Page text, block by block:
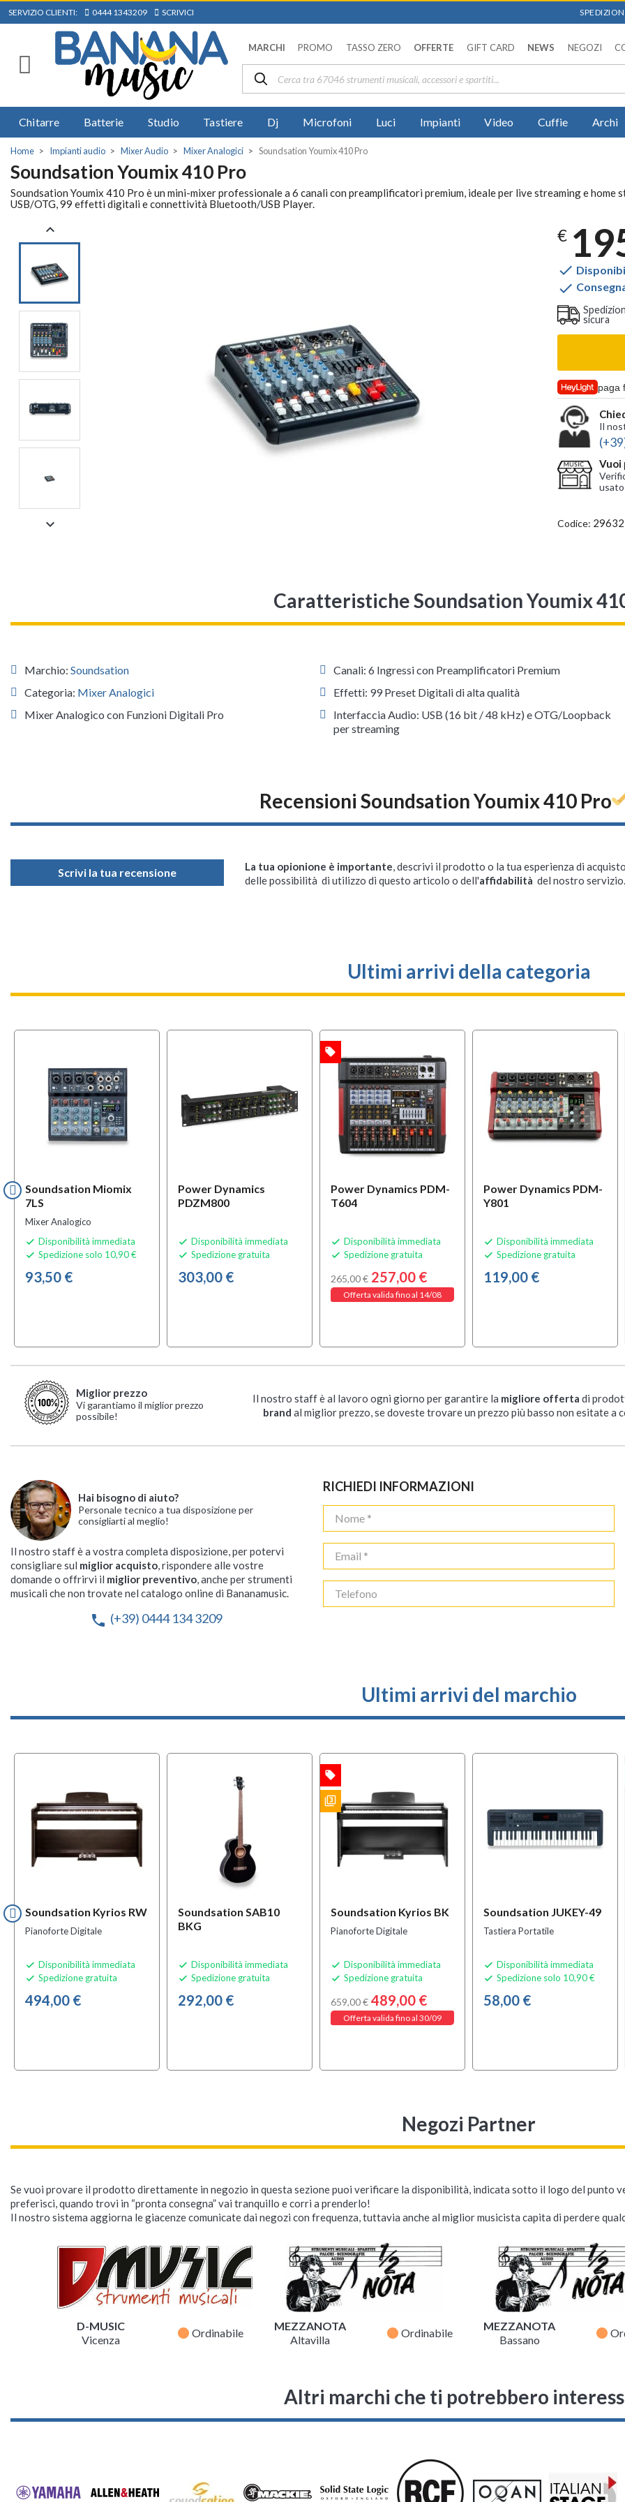
SERVIZIO CLIENTI: 0444 1343209 SCRIVICI
MARCHI PROMO TASSO ZERO OFFERTE GIFT CARD NEWS NEGOZI
Chitarre Batterie Studio Tastiere Dj Microfoni Luci Impianti Video Cuffie Archi
Home Impianti audio Mixer Audio Mixer Analogici Soundsation Youmix 410 Pro
Soundsation Youmix 410 Pro
Soundsation Youmix 410 Pro è un mini-mixer professionale a 6 canali con preamplificatori premium, ideale per live streaming e home
USB/OTG, 99 effetti digitali e connettività Bluetooth/USB Player.


€


sicura
paga
Il
Vuoi
Codice:
Caratteristiche Soundsation Youmix
Marchio: Soundsation
Categoria: Mixer Analogici
Mixer Analogico con Funzioni Digitali Pro
Canali: 6 Ingressi con Preamplificatori Premium
Effetti: 99 Preset Digitali di alta qualità
Interfaccia Audio: USB (16 bit / 48 kHz) e OTG/Loopback
per streaming
Recensioni Soundsation Youmix 410 Pro
Scrivi la tua recensione La tua opionione è importante, descrivi il prodotto o la tua esperienza di
delle possibilità di utilizzo di questo articolo o dell'affidabilità del nostro
Ultimi arrivi della categoria
Soundsation Miomix
7LS
Mixer Analogico
 Disponibilità immediata
 Spedizione solo 10,90 €
93,50 €
Power Dynamics
PDZM800
 Disponibilità immediata
 Spedizione gratuita
303,00 €
Power Dynamics PDM-
T604
 Disponibilità immediata
 Spedizione gratuita
265,00 € 257,00 €
Offerta valida fino al 14/08
local_offer
Power Dynamics PDM-
Y801
 Disponibilità immediata
 Spedizione gratuita
119,00 €
Miglior prezzo
Vi garantiamo il miglior prezzo
possibile!
Il nostro staff è al lavoro ogni giorno per garantire la migliore offerta di
brand al miglior prezzo, se doveste trovare un prezzo più basso non esitate a
Hai bisogno di aiuto?
Personale tecnico a tua disposizione per
consigliarti al meglio!
Il nostro staff è a vostra completa disposizione, per potervi
consigliare sul miglior acquisto, rispondere alle vostre
domande o offrirvi il miglior preventivo, anche per strumenti
musicali che non trovate nel catalogo online di Bananamusic.
phone (+39) 0444 134 3209
RICHIEDI INFORMAZIONI
Ultimi arrivi del marchio
Soundsation Kyrios RW
Pianoforte Digitale
 Disponibilità immediata
 Spedizione gratuita
494,00 €
Soundsation SAB10
BKG
 Disponibilità immediata
 Spedizione gratuita
292,00 €
Soundsation Kyrios BK
Pianoforte Digitale
 Disponibilità immediata
 Spedizione gratuita
659,00 € 489,00 €
Offerta valida fino al 30/09
local_offer
filter_3
Soundsation JUKEY-49
Tastiera Portatile
 Disponibilità immediata
 Spedizione solo 10,90 €
58,00 €
Negozi Partner
Se vuoi provare il prodotto direttamente in negozio in questa sezione puoi verificare la disponibilità, indicata sotto il logo del punto
preferisci, quando trovi in “pronta consegna” vai tranquillo e corri a prenderlo!
Il nostro sistema aggiorna le giacenze comunicate dai negozi con frequenza, tuttavia anche al miglior musicista capita di perdere
D-MUSIC
Vicenza
fiber_manual_record Ordinabile
MEZZANOTA
Altavilla
fiber_manual_record Ordinabile
MEZZANOTA
Bassano
fiber_manual_record
Altri marchi che ti potrebbero